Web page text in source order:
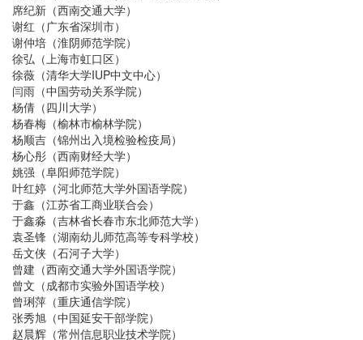
席纪新（西南交通大学）
谢红（广东省深圳市）
谢仲培（淮阴师范学院）
徐弘（上海市虹口区）
徐薇（清华大学IUP中文中心）
闫雨（中国劳动关系学院）
杨倩（四川大学）
杨春梅（榆林市榆林学院）
杨顺吉（锦州出入境检验检疫局）
杨心彤（西南财经大学）
姚强（阜阳师范学院）
叶红婷（河北师范大学外国语学院）
于鑫（江苏省工商业联合会）
于鑫淼（吉林省长春市东北师范大学）
袁圣锋（湖南幼儿师范高等专科学校）
岳文侠（石河子大学）
曾建（西南交通大学外国语学院）
曾文（成都市实验外国语学校）
曾琍萍（重庆通信学院）
张秀旭（中国延安干部学院）
赵晨辉（常州信息职业技术学院）